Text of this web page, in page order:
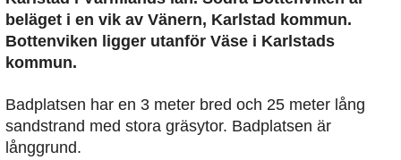
beläget i en vik av Vänern, Karlstad kommun.
Bottenviken ligger utanför Väse i Karlstads
kommun.
Badplatsen har en 3 meter bred och 25 meter lång
sandstrand med stora gräsytor. Badplatsen är
långgrund.